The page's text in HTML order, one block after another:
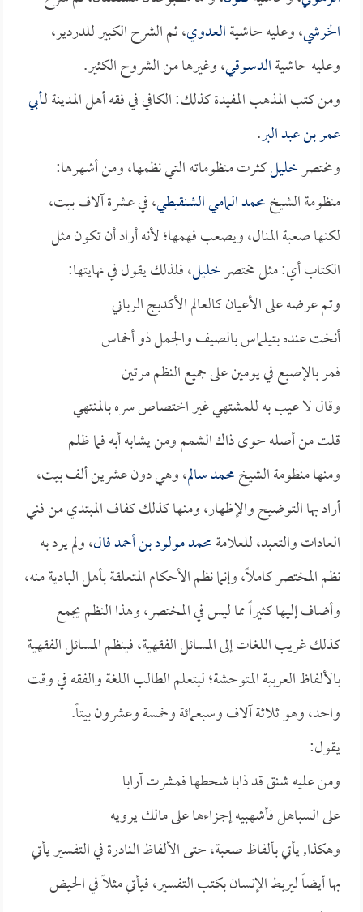
الخرشي، وعليه حاشيةالعدوي، ثم الشرح الكبير للدردير،
وعليه حاشيةالدسوقي، وغيرها من الشروح الكثير.
ومن كتب المذهب المفيدة كذلك: الكافي في فقه أهل المدينة لـأبي
عمر بن عبد البر.
ومختصرخليلكثرت منظوماته التي نظمها، ومن أشهرها:
منظومة الشيخمحمد المامي الشنقيطي، في عشرة آلاف بيت،
لكنها صعبة المنال، ويصعب فهمها؛ لأنه أراد أن تكون مثل
الكتاب أي: مثل مختصرخليل، فلذلك يقول في نهايتها:
وتم عرضه على الأعيان كالعالم الأكدبج الرباني
أنخت عنده بتيلماس بالصيف والجمل ذو أخماس
فمر بالإصبع في يومين على جميع النظم مرتين
وقال لا عيب به للمشتهي غير اختصاص سره بالمنتهي
قلت من أصله حوى ذاك الشمم ومن يشابه أبه فما ظلم
ومنها منظومة الشيخمحمد سالم، وهي دون عشرين ألف بيت،
أراد بها التوضيح والإظهار، ومنها كذلك كفاف المبتدي من فني
العادات والتعبد، للعلامةمحمد مولود بن أحمد فال، ولم يرد به
نظم المختصر كاملاً، وإنما نظم الأحكام المتعلقة بأهل البادية منه،
وأضاف إليها كثيراً مما ليس في المختصر، وهذا النظم يجمع
كذلك غريب اللغات إلى المسائل الفقهية، فينظم المسائل الفقهية
بالألفاظ العربية المتوحشة؛ ليتعلم الطالب اللغة والفقه في وقت
واحد، وهو ثلاثة آلاف وسبعمائة وخمسة وعشرون بيتاً.
يقول:
ومن عليه شنق قد ذابا شحطها فمشرت آرابا
على السباهل فأشهبيه إجزاءها على مالك يرويه
وهكذا, يأتي بألفاظ صعبة، حتى الألفاظ النادرة في التفسير يأتي
بها أيضاً ليربط الإنسان بكتب التفسير، فيأتي مثلاً في الحيض